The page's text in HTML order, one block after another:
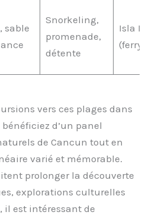
sable
Snorkeling,
promenade,
détente
Isla
(ferry)
vers ces plages dans
d’un panel
de Cancun tout en
varié et mémorable.
prolonger la découverte
explorations culturelles
il est intéressant de